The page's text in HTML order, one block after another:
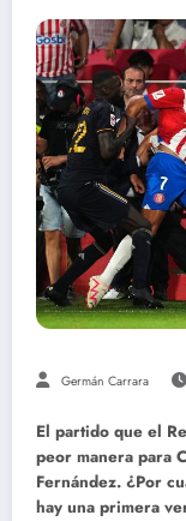
Germán Carrara
El partido que el
peor manera para
Fernández. ¿Por
hay una primera